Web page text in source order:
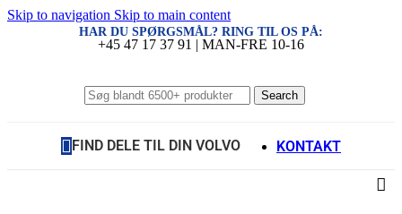
Skip to navigation Skip to main content
HAR DU SPØRGSMÅL? RING TIL OS PÅ:
+45 47 17 37 91 | MAN-FRE 10-16
Search
FIND DELE TIL DIN VOLVO KONTAKT